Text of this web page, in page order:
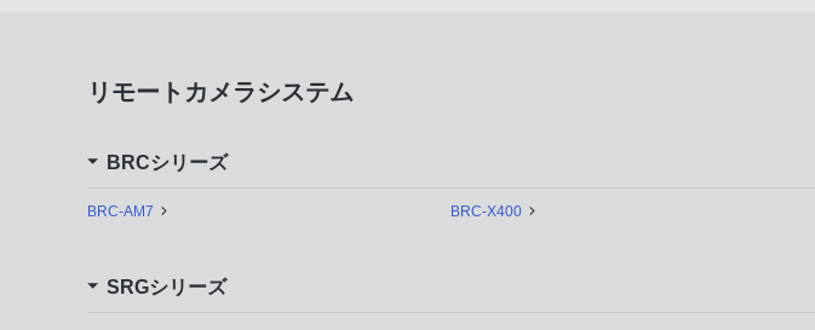
リモートカメラシステム
BRCシリーズ
BRC-AM7 BRC-X400
SRGシリーズ